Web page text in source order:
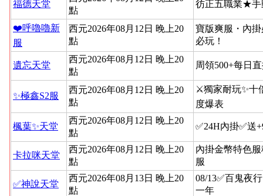
福德天堂
點
彷正五職業★手
❤️呼嚕嚕新
服
西元2026年08月12日 晚上20
點
寶版爽服・內
必玩！
遺忘天堂
西元2026年08月12日 晚上20
點
周領500+每日
✨極鑫S2服
西元2026年08月12日 晚上20
點
⚔️獨家耐玩✨
度爆表
楓葉✨天堂
西元2026年08月12日 晚上20
點
✅24H內掛✅送
卡拉咪天堂
西元2026年08月12日 晚上20
點
內掛金幣特色
服
✅神說天堂
西元2026年08月13日 晚上20
點
08/13✅百鬼夜
一年